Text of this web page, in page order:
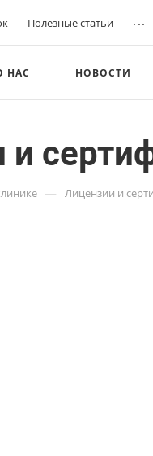
Полезные статьи ...
НАС НОВОСТИ
и
— Лицензии и